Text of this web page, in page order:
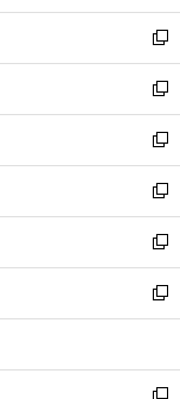
開
く
ウ
で
開
く
ン
ド
ウ
で
開
く
ウ
ィ
ン
ド
ウ
で
開
く
し
い
ウ
ィ
ン
ド
ウ
で
開
く
新
し
い
ウ
ィ
ン
ド
ウ
で
開
く
新
し
い
ウ
ィ
ン
ド
ウ
で
開
新
し
い
ウ
ィ
ン
ド
ウ
開
く
新
し
い
ウ
ィ
ン
ウ
新
し
い
ウ
ン
新
し
ウ